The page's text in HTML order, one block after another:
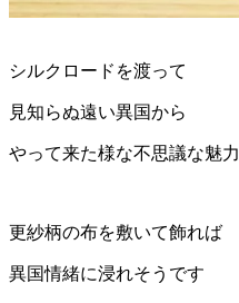
シルクロードを渡って
見知らぬ遠い異国から
やって来た様な不思議な魅力
更紗柄の布を敷いて飾れば
異国情緒に浸れそうです